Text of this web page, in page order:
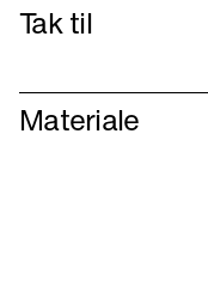
Tak til
Materiale